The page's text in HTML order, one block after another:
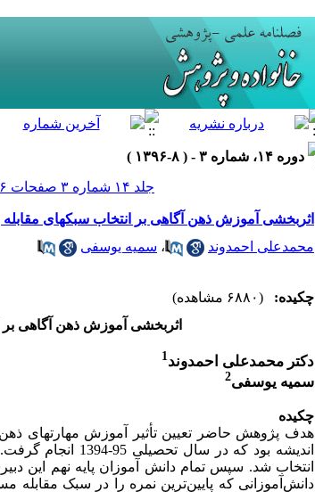
دوره ۱۴، شماره ۳ - ( ۸-۱۳۹۶ )
جلد ۱۴ شماره ۳ صفحات ۶۶-۴۹
اثربخشی آموزش ذهن آگاهی بر انتخاب سبکهای
محمدعلی احمدوند
، سمیه یوسفی
چکیده:
(۶۸۸۰ مشاهده)
اثربخشی آموزش ذهن آگاهی بر
دکتر محمدعلی احمدوند1
سمیه یوسفی2
چکیده
هدف پژوهش حاضر تعیین تأثیر آموزش مهارتهای
اندیشه بود که